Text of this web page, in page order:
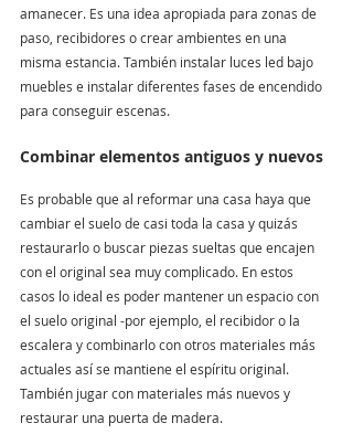
amanecer. Es una idea apropiada para zonas de
paso, recibidores o crear ambientes en una
misma estancia. También instalar luces led bajo
muebles e instalar diferentes fases de encendido
para conseguir escenas.
Combinar elementos antiguos y nuevos
Es probable que al reformar una casa haya que
cambiar el suelo de casi toda la casa y quizás
restaurarlo o buscar piezas sueltas que encajen
con el original sea muy complicado. En estos
casos lo ideal es poder mantener un espacio con
el suelo original -por ejemplo, el recibidor o la
escalera y combinarlo con otros materiales más
actuales así se mantiene el espíritu original.
También jugar con materiales más nuevos y
restaurar una puerta de madera.